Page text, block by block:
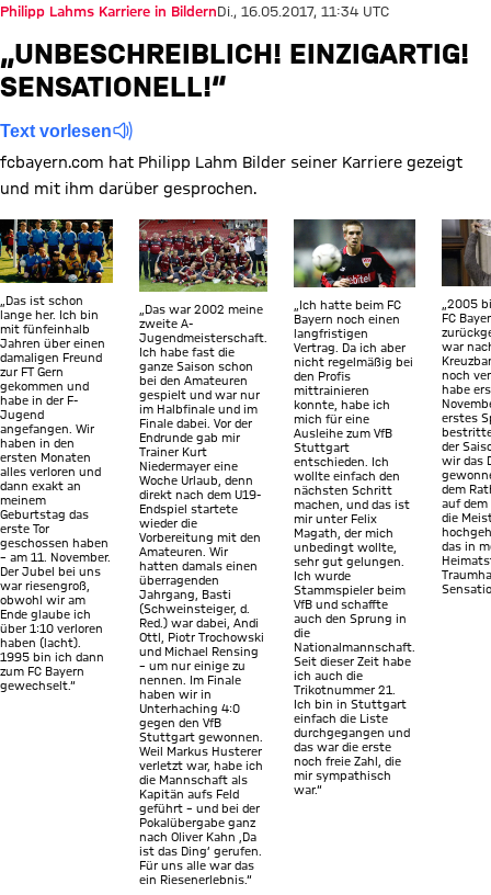
Philipp Lahms Karriere in BildernDi., 16.05.2017, 11:34 UTC
„UNBESCHREIBLICH! EINZIGARTIG!
SENSATIONELL!“
Text vorlesen
fcbayern.com hat Philipp Lahm Bilder seiner Karriere gezeigt
und mit ihm darüber gesprochen.
Zeige in voller Größe
„Das ist schon
lange her. Ich bin
mit fünfeinhalb
Jahren über einen
damaligen Freund
zur FT Gern
gekommen und
habe in der F-
Jugend
angefangen. Wir
haben in den
ersten Monaten
alles verloren und
dann exakt an
meinem
Geburtstag das
erste Tor
geschossen haben
– am 11. November.
Der Jubel bei uns
war riesengroß,
obwohl wir am
Ende glaube ich
über 1:10 verloren
haben (lacht).
1995 bin ich dann
zum FC Bayern
gewechselt.“
Zeige in voller Größe
„Das war 2002 meine
zweite A-
Jugendmeisterschaft.
Ich habe fast die
ganze Saison schon
bei den Amateuren
gespielt und war nur
im Halbfinale und im
Finale dabei. Vor der
Endrunde gab mir
Trainer Kurt
Niedermayer eine
Woche Urlaub, denn
direkt nach dem U19-
Endspiel startete
wieder die
Vorbereitung mit den
Amateuren. Wir
hatten damals einen
überragenden
Jahrgang, Basti
(Schweinsteiger, d.
Red.) war dabei, Andi
Ottl, Piotr Trochowski
und Michael Rensing
– um nur einige zu
nennen. Im Finale
haben wir in
Unterhaching 4:0
gegen den VfB
Stuttgart gewonnen.
Weil Markus Husterer
verletzt war, habe ich
die Mannschaft als
Kapitän aufs Feld
geführt – und bei der
Pokalübergabe ganz
nach Oliver Kahn ‚Da
ist das Ding‘ gerufen.
Für uns alle war das
ein Riesenerlebnis.“
Zeige in voller Größe
„Ich hatte beim FC
Bayern noch einen
langfristigen
Vertrag. Da ich aber
nicht regelmäßig bei
den Profis
mittrainieren
konnte, habe ich
mich für eine
Ausleihe zum VfB
Stuttgart
entschieden. Ich
wollte einfach den
nächsten Schritt
machen, und das ist
mir unter Felix
Magath, der mich
unbedingt wollte,
sehr gut gelungen.
Ich wurde
Stammspieler beim
VfB und schaffte
auch den Sprung in
die
Nationalmannschaft.
Seit dieser Zeit habe
ich auch die
Trikotnummer 21.
Ich bin in Stuttgart
einfach die Liste
durchgegangen und
das war die erste
noch freie Zahl, die
mir sympathisch
war.“
Zeige
„2005
FC
war
noch
habe
erstes
der
wir das
dem
auf dem
die
das in